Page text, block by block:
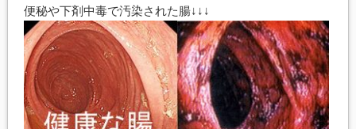
便秘や下剤中毒で汚染された腸↓↓↓